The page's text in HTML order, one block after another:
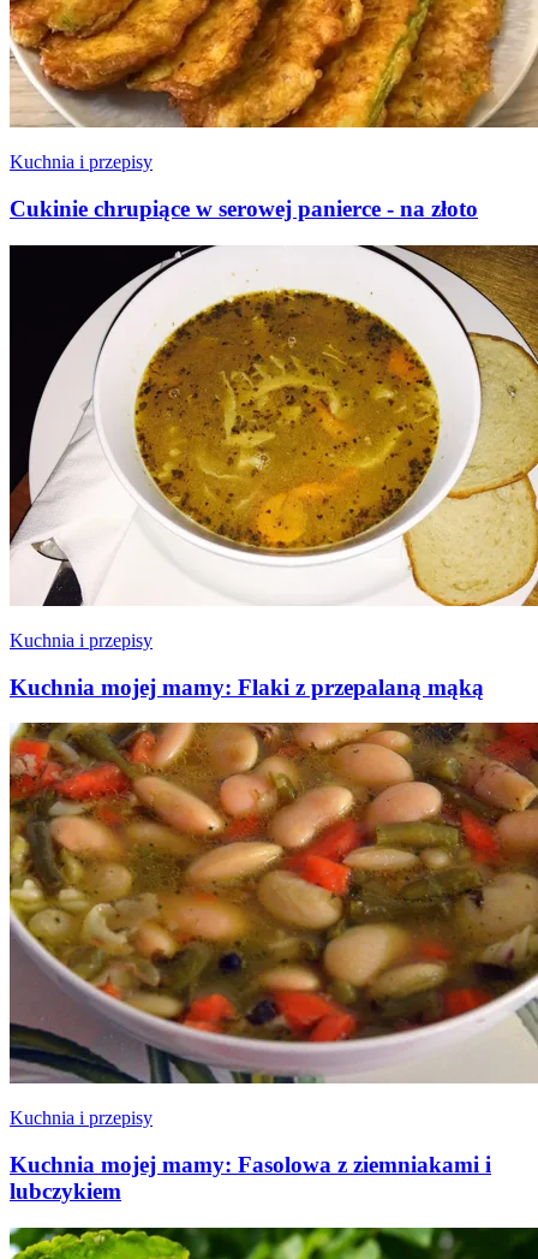
Kuchnia i przepisy
Cukinie chrupiące w serowej panierce - na złoto
Kuchnia i przepisy
Kuchnia mojej mamy: Flaki z przepalaną mąką
Kuchnia i przepisy
Kuchnia mojej mamy: Fasolowa z ziemniakami i
lubczykiem